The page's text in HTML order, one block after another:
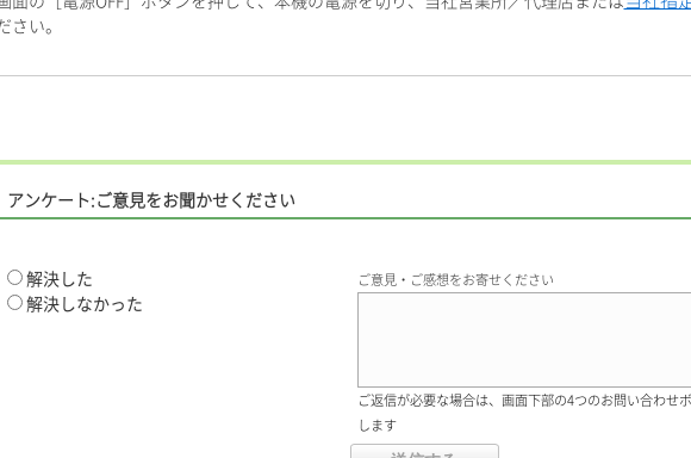
さい。
アンケート:ご意見をお聞かせください
解決した
解決しなかった
ご意見・ご感想をお寄せください
ご返信が必要な場合は、画面下部の4つのお問い合わせ
します